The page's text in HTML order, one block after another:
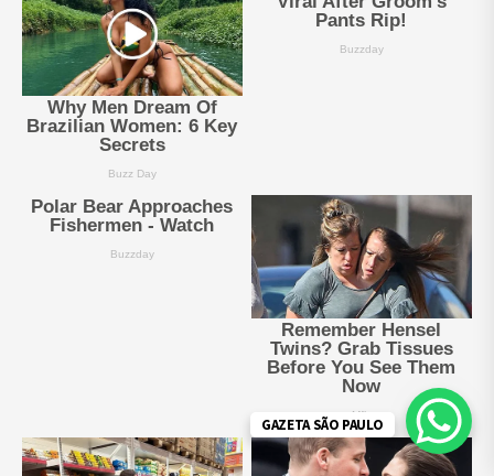
GAZETA SÃO PAULO